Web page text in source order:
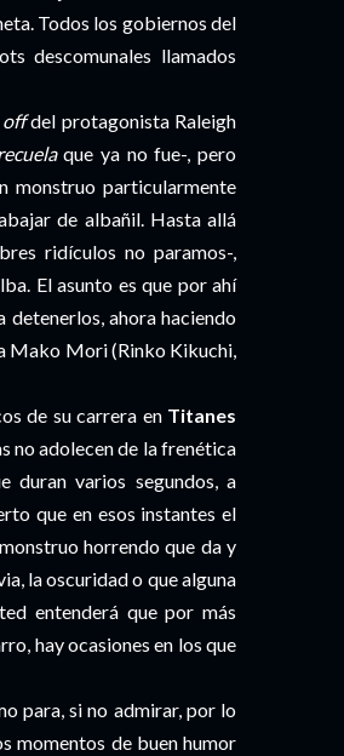
Todos los gobiernos del
descomunales llamados
offdel protagonista Raleigh
que ya no fue-, pero
monstruo particularmente
de albañil. Hasta allá
ridículos no paramos-,
El asunto es que por ahí
detenerlos, ahora haciendo
Mako Mori (Rinko Kikuchi,
de su carrera en Titanes
no adolecen de la frenética
duran varios segundos, a
que en esos instantes el
horrendo que da y
la oscuridad o que alguna
entenderá que por más
hay ocasiones en los que
para, si no admirar, por lo
momentos de buen humor